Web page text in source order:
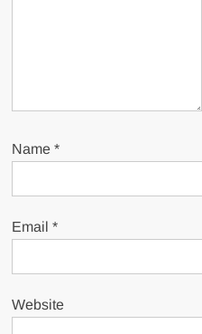
Name*
Email*
Website